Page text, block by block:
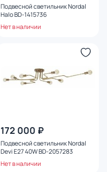
Подвесной светильник Nordal
Halo BD-1415736
Нет в наличии
172 000 ₽
Подвесной светильник Nordal
Devi E27 40W BD-2057283
Нет в наличии